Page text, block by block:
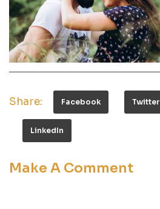
Share: Facebook Twitter
LinkedIn
Make A Comment